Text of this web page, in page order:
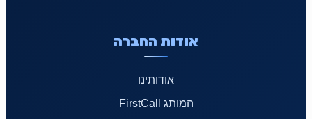
אודות החברה
אודותינו
המותג FirstCall